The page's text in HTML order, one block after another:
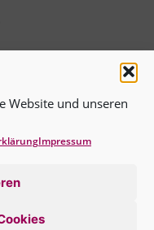
Website und unseren
Impressum